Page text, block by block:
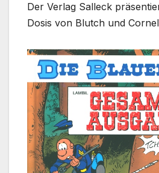
Der Verlag Salleck
Dosis von Blutch und